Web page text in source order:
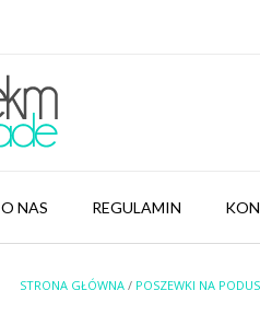
O NAS REGULAMIN
STRONA GŁÓWNA / POSZEWKI NA